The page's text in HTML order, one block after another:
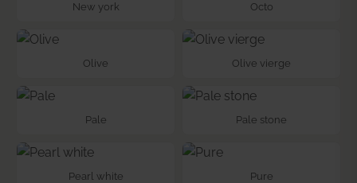
New york Octo
Olive Olive vierge
Pale Pale stone
Pearl white Pure